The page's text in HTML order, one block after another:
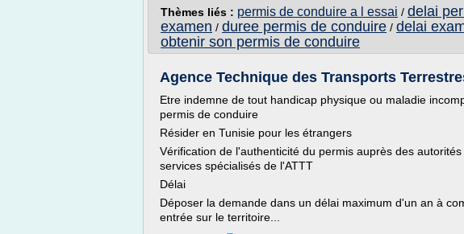
Thèmes liés : permis de conduire a l essai / delai
examen / duree permis de conduire / delai
obtenir son permis de conduire
Agence Technique des Transports
Etre indemne de tout handicap physique ou maladie
permis de conduire
Résider en Tunisie pour les étrangers
Vérification de l'authenticité du permis auprès des
services spécialisés de l'ATTT
Délai
Déposer la demande dans un délai maximum d'un an à
entrée sur le territoire...